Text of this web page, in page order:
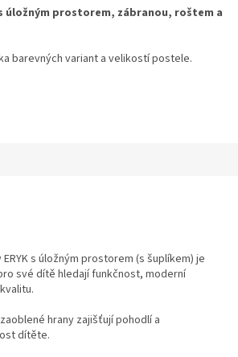
úložným prostorem, zábranou, roštem a
barevných variant a velikostí postele.
s úložným prostorem (s šuplíkem) je
své dítě hledají funkčnost, moderní
hrany zajišťují pohodlí a
dítěte.